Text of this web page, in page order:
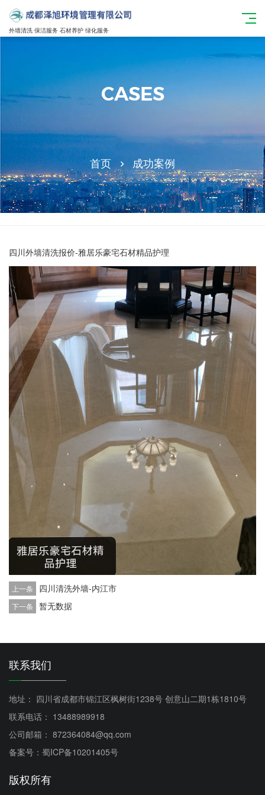
外墙清洗 保洁服务 石材养护 绿化服务
CASES
首页 成功案例
四川外墙清洗报价-雅居乐豪宅石材精品护理
上一条 四川清洗外墙-内江市
下一条 暂无数据
联系我们
地址： 四川省成都市锦江区枫树街1238号 创意山二期1栋1810号
联系电话： 13488989918
公司邮箱： 872364084@qq.com
备案号：蜀ICP备10201405号
版权所有